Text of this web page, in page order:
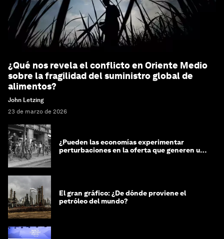
¿Qué nos revela el conflicto en Oriente Medio
sobre la fragilidad del suministro global de
alimentos?
John Letzing
23 de marzo de 2026
¿Pueden las economías experimentar
perturbaciones en la oferta que generen un
El gran gráfico: ¿De dónde proviene el
petróleo del mundo?